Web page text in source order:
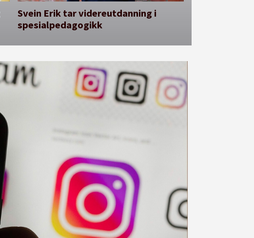
Svein Erik tar videreutdanning i
spesialpedagogikk